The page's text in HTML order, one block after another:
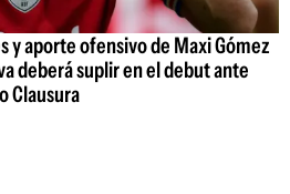
y aporte ofensivo de Maxi Gómez
deberá suplir en el debut ante
Clausura